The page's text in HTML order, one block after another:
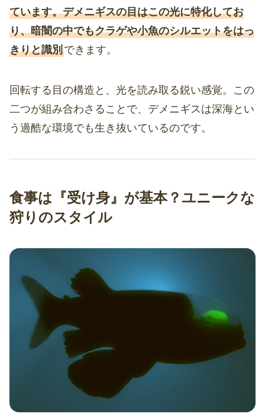
ています。デメニギスの目はこの光に特化してお
り、暗闇の中でもクラゲや小魚のシルエットをはっ
きりと識別できます。
回転する目の構造と、光を読み取る鋭い感覚。この
二つが組み合わさることで、デメニギスは深海とい
う過酷な環境でも生き抜いているのです。
食事は『受け身』が基本？ユニークな
狩りのスタイル